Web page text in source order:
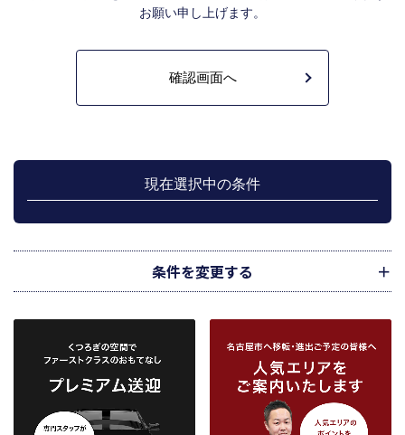
は含みません。）を提供します。指定流通機構は、物件情報及び成約情報を指
定流通機構の会員たる宅地建物取引業者や公的な団体に電子データや紙媒体で
不動産の売買契約又は賃貸契約の相手方を探索すること、及び売買、賃貸借、
上記、1.から 5.の業務に付随する、お客様にとって有用と思われる当社及び提
携先のご案内や商品の発送、関連するアフターサービス、また、管理において
のメンテナンス等の業務に関するお知らせ等に利用します。
介の依頼者に提供することがあります。
下記３記載の第三者に提供します。
物件の申込者様・購入者様管理もしくは媒介の委託を受けた不動産の所有者そ
の他権利者様から受領した申込書、契約書等に記載された個人情報、その他適
正な手段で入手した個人情報を有しています。
お客様との契約の履行、賃貸取引にあっては契約管理、売買取引にあっては契
約後の管理・アフターサービス実施のため利用します。
当社は、当社の他の不動産物件におけるサービスの紹介並びにお客様にとって
お願い申し上げます。
現在選択中の条件
条件を変更する
市区町村 地図
から検索